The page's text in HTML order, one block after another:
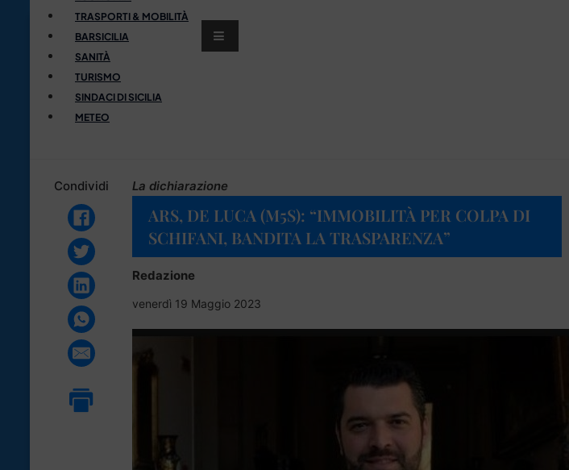
TRASPORTI & MOBILITÀ
BARSICILIA
SANITÀ
TURISMO
SINDACI DI SICILIA
METEO
Condividi La dichiarazione
ARS, DE LUCA (M5S): “IMMOBILITÀ PER COLPA DI
SCHIFANI, BANDITA LA TRASPARENZA”
Redazione
venerdì 19 Maggio 2023